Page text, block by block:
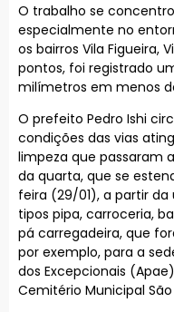
O trabalho se
especialmente no
os bairros Vila Figueira,
pontos, foi registrado
milímetros em menos
O prefeito Pedro Ishi
condições das vias
limpeza que passaram
da quarta, que se
feira (29/01), a partir
tipos pipa, carroceria,
pá carregadeira, que
por exemplo, para a
dos Excepcionais
Cemitério Municipal